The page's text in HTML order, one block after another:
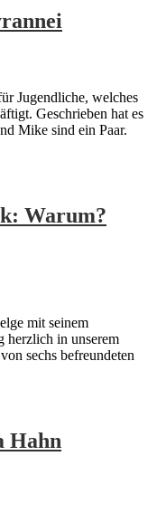
Jugendliche, welches
Geschrieben hat es
Mike sind ein Paar.
Warum?
mit seinem
herzlich in unserem
sechs befreundeten
Hahn